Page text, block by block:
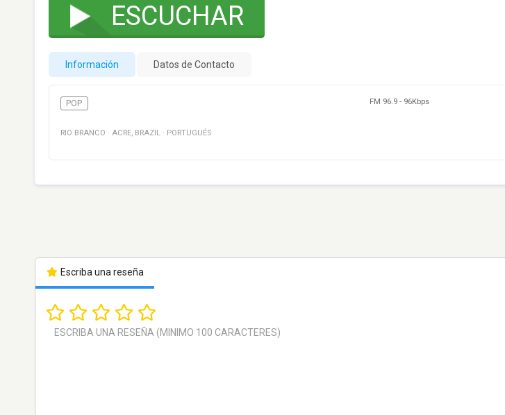
ESCUCHAR
Información Datos de Contacto
POP FM 96.9 - 96Kbps
RIO BRANCO · ACRE, BRAZIL · PORTUGUÉS
Escriba una reseña